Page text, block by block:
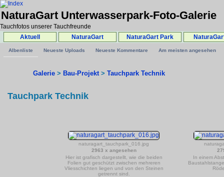
NaturaGart Unterwasserpark-Foto-Galerie
Tauchfotos unserer Tauchfreunde
Aktuell
NaturaGart NaturaGart Park
Albenliste Neueste Uploads Neueste Kommentare Am meisten angesehen
Galerie > Bau-Projekt> Tauchpark Technik
Tauchpark Technik
naturagart_tauchpark_016.jpg
2963 x angesehen
Hier ist grafisch dargestellt, wie die beiden
Folien gut geschützt zwischen mehreren
Vliesschichten liegen und von den Steinen
getrennt sind.
In einem